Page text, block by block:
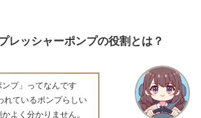
レッシャーポンプの役割とは？
プ」ってなんです
れているポンプらしい
よく分かりません。